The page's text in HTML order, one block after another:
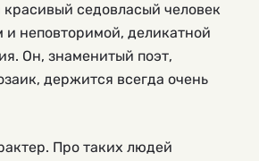
седовласый человек
и неповторимой, деликатной
Он, знаменитый поэт,
держится всегда очень
Про таких людей